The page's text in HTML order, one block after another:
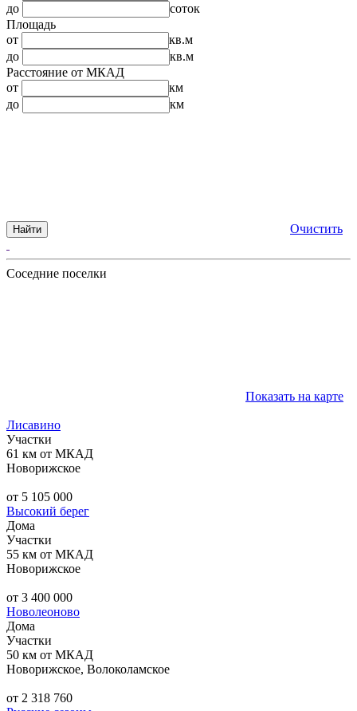
до
соток
Площадь
от
кв.м
до
кв.м
Расстояние от МКАД
от
км
до
км
Найти Очистить
Соседние поселки
Показать на карте
Лисавино
Участки
61 км от МКАД
Новорижское
от 5 105 000
Высокий берег
Дома
Участки
55 км от МКАД
Новорижское
от 3 400 000
Новолеоново
Дома
Участки
50 км от МКАД
Новорижское, Волоколамское
от 2 318 760